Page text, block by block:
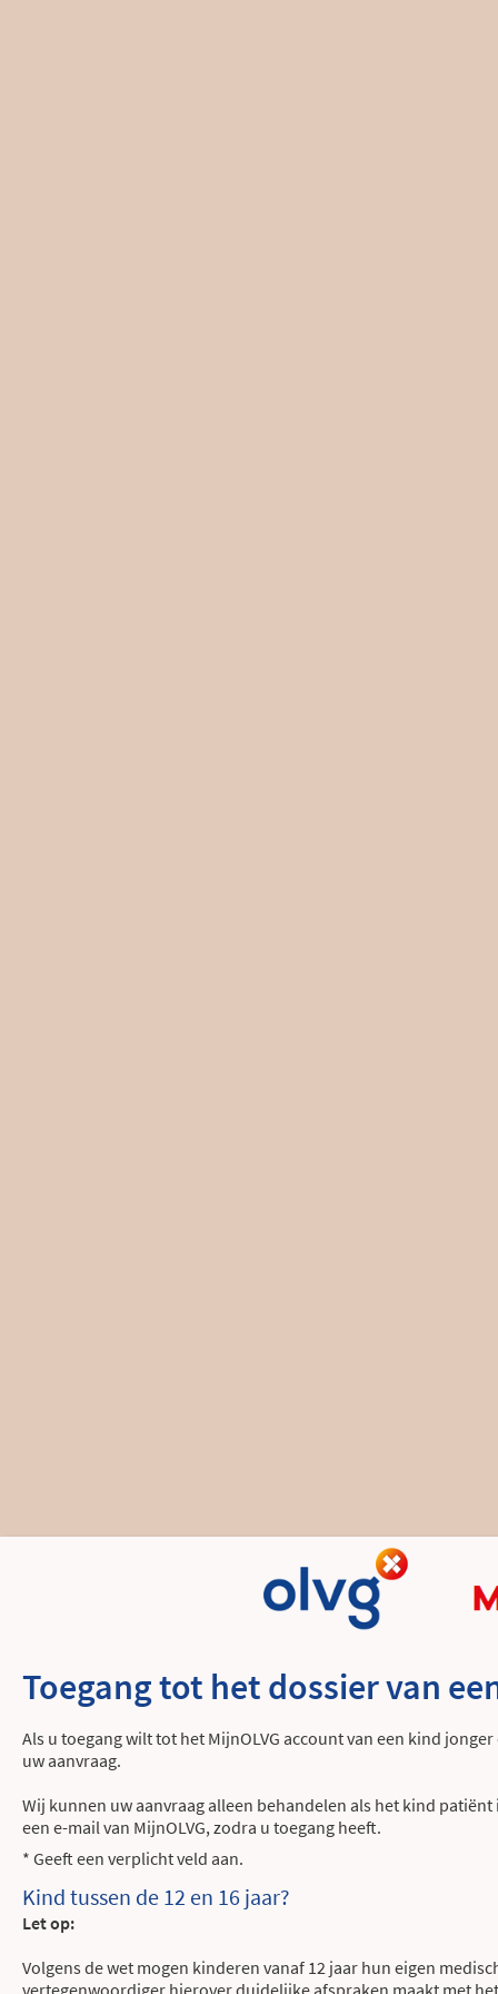
Toegang tot het dossier van
Als u toegang wilt tot het MijnOLVG account van een kind
uw aanvraag.
Wij kunnen uw aanvraag alleen behandelen als het kind
een e-mail van MijnOLVG, zodra u toegang heeft.
* Geeft een verplicht veld aan.
Kind tussen de 12 en 16 jaar?
Let op:
Volgens de wet mogen kinderen vanaf 12 jaar hun eigen
vertegenwoordiger hierover duidelijke afspraken maakt met